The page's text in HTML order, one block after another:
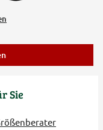
Sie